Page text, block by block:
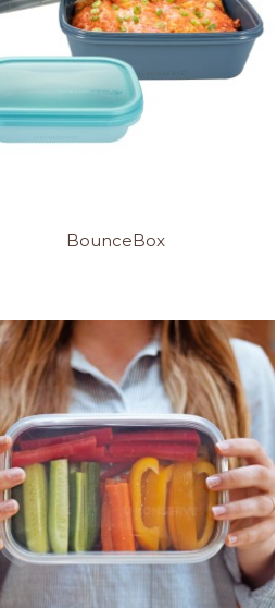
BounceBox